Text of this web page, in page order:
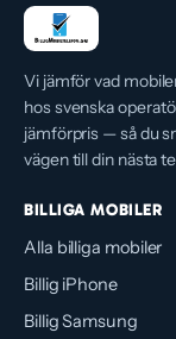
Vi jämför vad
hos svenska
jämförpris — så du
vägen till din nästa
BILLIGA MOBILER
Alla billiga mobiler
Billig iPhone
Billig Samsung